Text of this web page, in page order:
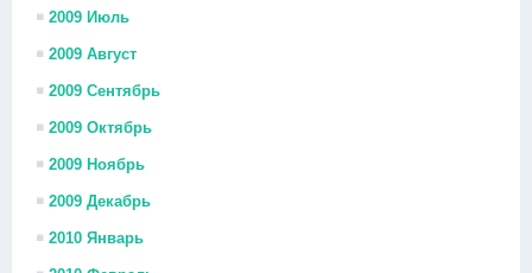
2009 Июль
2009 Август
2009 Сентябрь
2009 Октябрь
2009 Ноябрь
2009 Декабрь
2010 Январь